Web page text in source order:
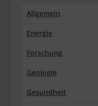
Allgemein
Energie
Forschung
Geologie
Gesundheit